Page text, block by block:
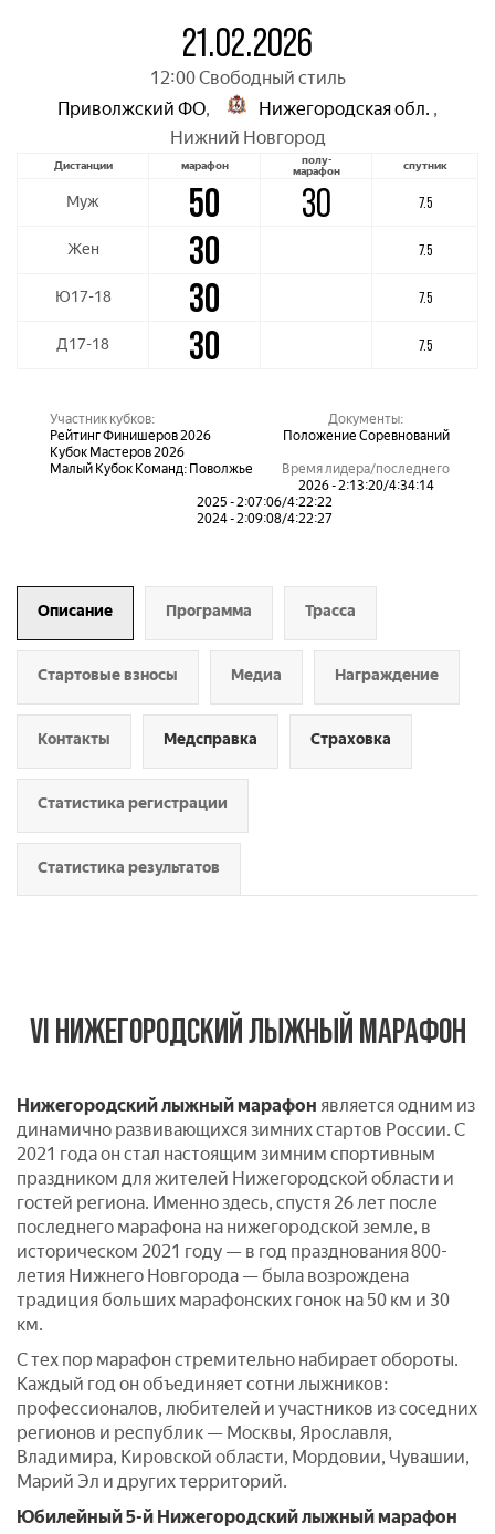
21.02.2026
12:00 Свободный стиль
Приволжский ФО, Нижегородская обл. ,
Нижний Новгород
Дистанции марафон полу-
марафон спутник
Муж 50 30 7.5
Жен 30 7.5
Ю17-18 30 7.5
Д17-18 30 7.5
Участник кубков:
Рейтинг Финишеров 2026
Кубок Мастеров 2026
Малый Кубок Команд: Поволжье
Документы:
Положение Соревнований
Время лидера/последнего
2026 - 2:13:20/4:34:14
2025 - 2:07:06/4:22:22
2024 - 2:09:08/4:22:27
Описание Программа Трасса
Стартовые взносы Медиа Награждение
Контакты Медсправка Страховка
Статистика регистрации
Статистика результатов
VI НИЖЕГОРОДСКИЙ ЛЫЖНЫЙ МАРАФОН
Нижегородский лыжный марафон является одним из
динамично развивающихся зимних стартов России. С
2021 года он стал настоящим зимним спортивным
праздником для жителей Нижегородской области и
гостей региона. Именно здесь, спустя 26 лет после
последнего марафона на нижегородской земле, в
историческом 2021 году — в год празднования 800-
летия Нижнего Новгорода — была возрождена
традиция больших марафонских гонок на 50 км и 30
км.
С тех пор марафон стремительно набирает обороты.
Каждый год он объединяет сотни лыжников:
профессионалов, любителей и участников из соседних
регионов и республик — Москвы, Ярославля,
Владимира, Кировской области, Мордовии, Чувашии,
Марий Эл и других территорий.
Юбилейный 5-й Нижегородский лыжный марафон